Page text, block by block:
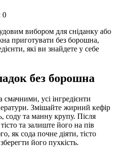
0
вибором для сніданку або
приготувати без борошна,
які ви знайдете у себе
без борошна
усі інгредієнти
Змішайте жирний кефір
соду та манну крупу. Після
та залиште його на пів
як сода почне діяти, тісто
його пухкість.